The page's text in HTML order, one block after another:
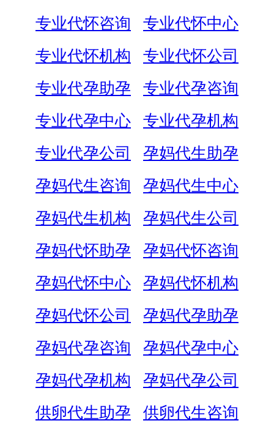
专业代怀咨询
专业代怀中心
专业代怀机构
专业代怀公司
专业代孕助孕
专业代孕咨询
专业代孕中心
专业代孕机构
专业代孕公司
孕妈代生助孕
孕妈代生咨询
孕妈代生中心
孕妈代生机构
孕妈代生公司
孕妈代怀助孕
孕妈代怀咨询
孕妈代怀中心
孕妈代怀机构
孕妈代怀公司
孕妈代孕助孕
孕妈代孕咨询
孕妈代孕中心
孕妈代孕机构
孕妈代孕公司
供卵代生助孕
供卵代生咨询